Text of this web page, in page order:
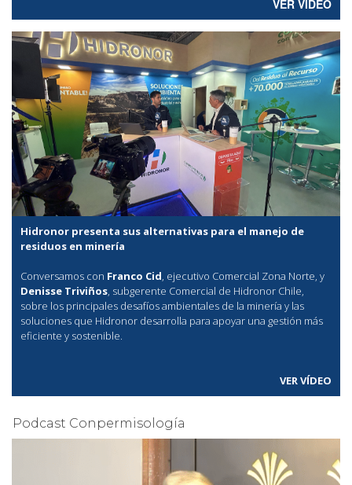
VER VÍDEO
Hidronor presenta sus alternativas para el manejo de
residuos en minería
Conversamos con Franco Cid, ejecutivo Comercial Zona Norte, y
Denisse Triviños, subgerente Comercial de Hidronor Chile,
sobre los principales desafíos ambientales de la minería y las
soluciones que Hidronor desarrolla para apoyar una gestión más
eficiente y sostenible.
VER VÍDEO
Podcast Conpermisología